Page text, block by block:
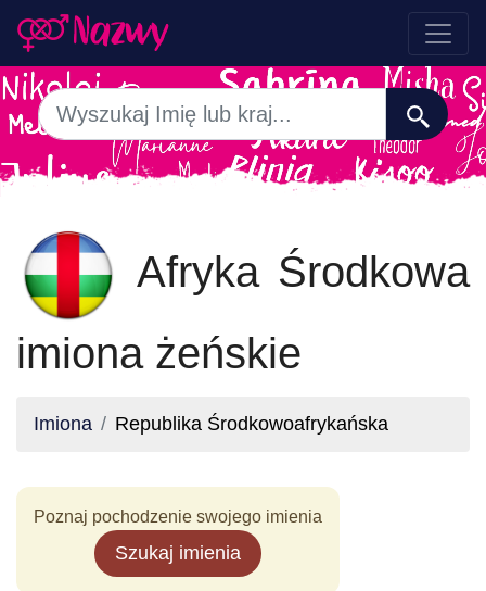
Afryka Środkowa
imiona żeńskie
Imiona Republika Środkowoafrykańska
Poznaj pochodzenie swojego imienia
Szukaj imienia